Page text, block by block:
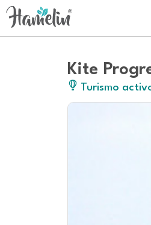
Kite
Turismo